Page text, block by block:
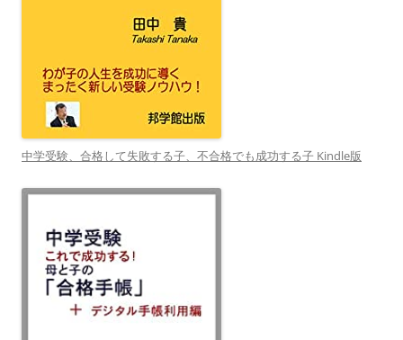
中学受験、合格して失敗する子、不合格でも成功する子 Kindle版